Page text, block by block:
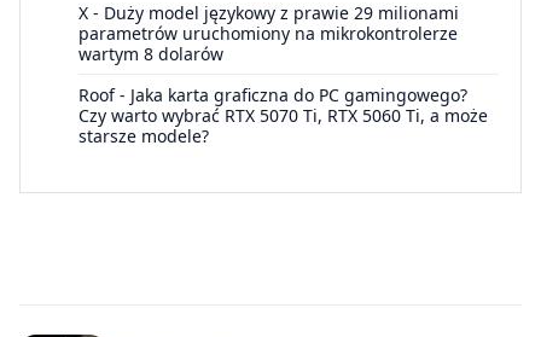
X - Duży model językowy z prawie 29 milionami
parametrów uruchomiony na mikrokontrolerze
wartym 8 dolarów
Roof- Jaka karta graficzna do PC gamingowego?
Czy warto wybrać RTX 5070 Ti, RTX 5060 Ti, a może
starsze modele?